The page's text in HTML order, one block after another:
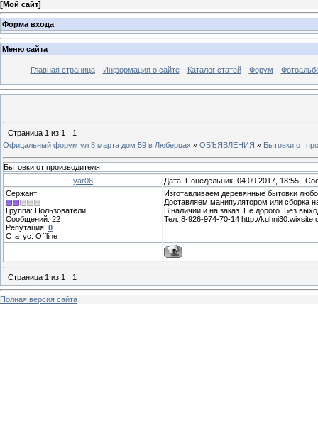
[Мой сайт]
Форма входа
Меню сайта
Главная страница Информация о сайте Каталог статей Форум
Страница 1 из 1
1
Офицальный форум ул 8 марта дом 59 в Люберцах » ОБЪЯВЛЕНИЯ » Бытовки от
Бытовки от производителя
yar08
Дата: Понедельник, 04.09.2017, 18:55 |
Сержант
Группа: Пользователи
Сообщений: 22
Репутация: 0
Статус: Offline
Изготавливаем деревянные бытовки
Доставляем манипулятором или сборка
В наличии и на заказ. Не дорого. Без
Тел. 8-926-974-70-14 http://
Страница 1 из 1 1
Полная версия сайта